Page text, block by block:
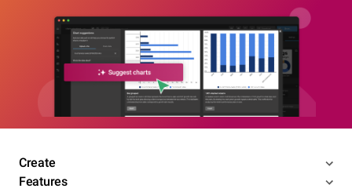
Create
Features